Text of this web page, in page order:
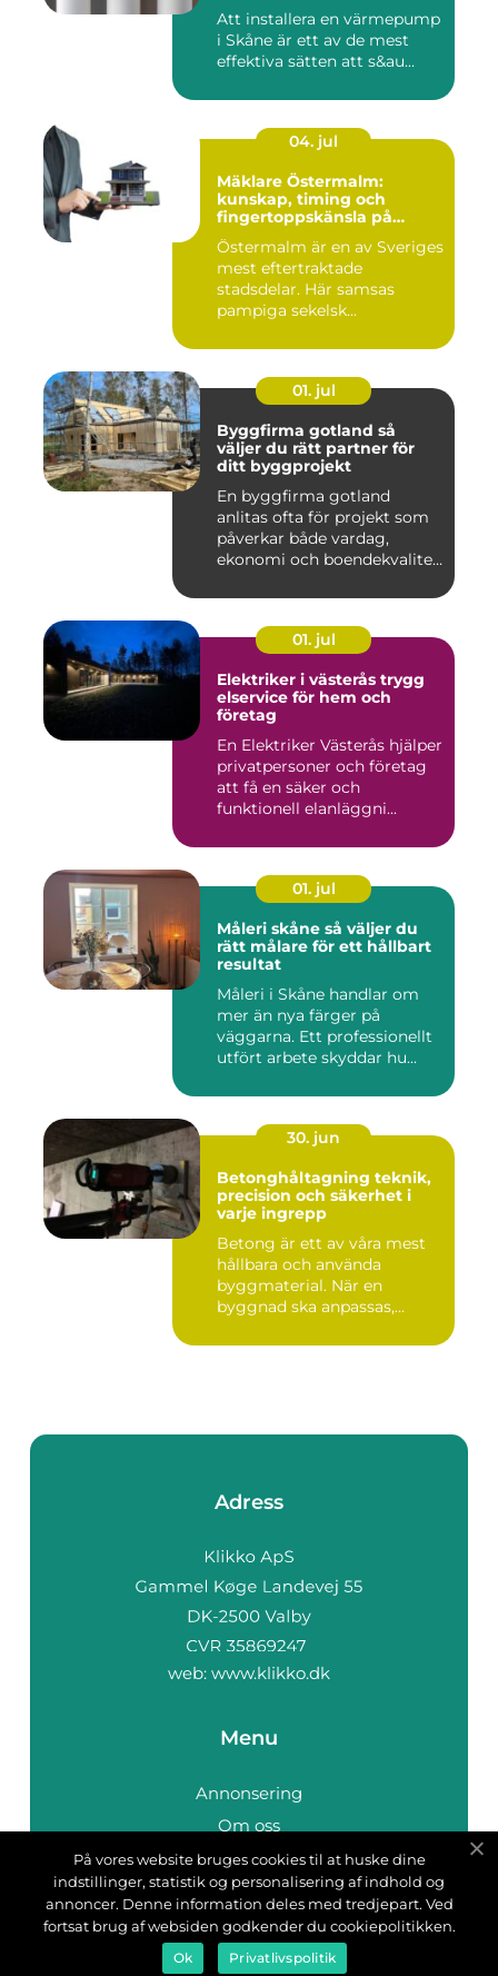
Att installera en värmepump
i Skåne är ett av de mest
effektiva sätten att s&au...
04. jul
Mäklare Östermalm:
kunskap, timing och
fingertoppskänsla på
adress
Östermalm är en av Sveriges
mest eftertraktade
stadsdelar. Här samsas
pampiga sekelsk...
01. jul
Byggfirma gotland så
väljer du rätt partner för
ditt byggprojekt
En byggfirma gotland
anlitas ofta för projekt som
påverkar både vardag,
ekonomi och boendekvalitet
01. jul
Elektriker i västerås trygg
elservice för hem och
företag
En Elektriker Västerås hjälper
privatpersoner och företag
att få en säker och
funktionell elanläggni...
01. jul
Måleri skåne så väljer du
rätt målare för ett hållbart
resultat
Måleri i Skåne handlar om
mer än nya färger på
väggarna. Ett professionellt
utfört arbete skyddar hu...
30. jun
Betonghåltagning teknik,
precision och säkerhet i
varje ingrepp
Betong är ett av våra mest
hållbara och använda
byggmaterial. När en
byggnad ska anpassas,
Adress
web: www.klikko.dk
Menu
Annonsering
Om oss
Cookies
Kontakta oss
Sitemap
På vores website bruges cookies til at huske dine
indstillinger, statistik og personalisering af indhold og
annoncer. Denne information deles med tredjepart. Ved
fortsat brug af websiden godkender du cookiepolitikken.
Ok Privatlivspolitik